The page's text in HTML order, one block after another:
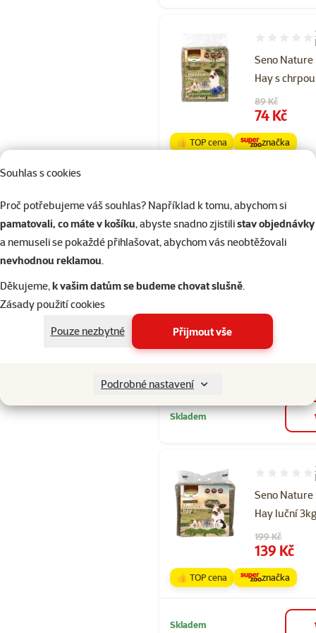
Souhlas s cookies
Proč potřebujeme váš souhlas? Například k tomu, abychom si
pamatovali, co máte v košíku, abyste snadno zjistilistav objednávky
a nemuseli se pokaždé přihlašovat, abychom vás neobtěžovali
nevhodnou reklamou.
Děkujeme,k vašim datům se budeme chovat slušně.
Zásady použití cookies
Pouze nezbytné
Přijmout vše
Podrobné nastavení
Seno Nature
Hay s
Hodnocení
Původní cena
89 Kč
Cena
74 Kč
👍 TOP cena značka
Cena
54 Kč
Skladem
Seno Nature
Hay luční
Hodnocení
Původní cena
199 Kč
Cena
139 Kč
👍 TOP cena značka
Skladem